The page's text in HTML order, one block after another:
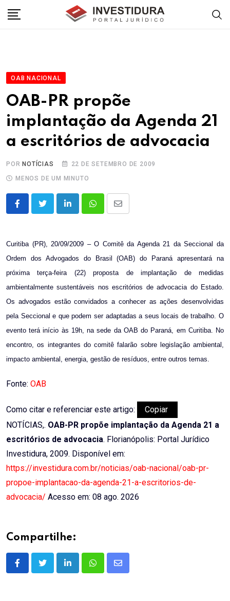
OAB NACIONAL
OAB-PR propõe
implantação da Agenda 21
a escritórios de advocacia
POR NOTÍCIAS
22 DE SETEMBRO DE 2009
MENOS DE UM MINUTO
LinkedInWhatsappShare
Email
Curitiba (PR), 20/09/2009 – O Comitê da Agenda 21 da Seccional da
Ordem dos Advogados do Brasil (OAB) do Paraná apresentará na
próxima terça-feira (22) proposta de implantação de medidas
ambientalmente sustentáveis nos escritórios de advocacia do Estado.
Os advogados estão convidados a conhecer as ações desenvolvidas
pela Seccional e que podem ser adaptadas a seus locais de trabalho. O
evento terá início às 19h, na sede da OAB do Paraná, em Curitiba. No
encontro, os integrantes do comitê falarão sobre legislação ambiental,
impacto ambiental, energia, gestão de resíduos, entre outros temas.
Fonte: OAB
Como citar e referenciar este artigo:
Copiar
NOTÍCIAS,. OAB-PR propõe implantação da Agenda 21 a
escritórios de advocacia. Florianópolis: Portal Jurídico
Investidura, 2009. Disponível em:
https://investidura.com.br/noticias/oab-nacional/oab-pr-
propoe-implantacao-da-agenda-21-a-escritorios-de-
advocacia/ Acesso em: 08 ago. 2026
Compartilhe:
LinkedInWhatsappShare